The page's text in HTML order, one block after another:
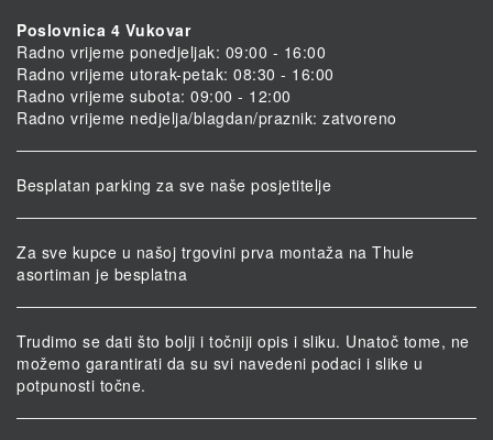
Poslovnica 4 Vukovar
Radno vrijeme ponedjeljak: 09:00 - 16:00
Radno vrijeme utorak-petak: 08:30 - 16:00
Radno vrijeme subota: 09:00 - 12:00
Radno vrijeme nedjelja/blagdan/praznik: zatvoreno
Besplatan parking za sve naše posjetitelje
Za sve kupce u našoj trgovini prva montaža na Thule
asortiman je besplatna
Trudimo se dati što bolji i točniji opis i sliku. Unatoč tome, ne
možemo garantirati da su svi navedeni podaci i slike u
potpunosti točne.